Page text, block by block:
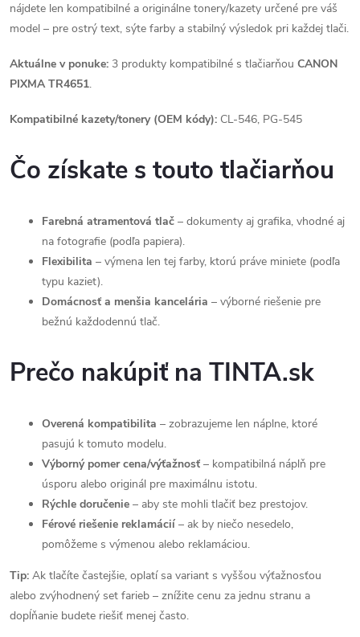
nájdete len kompatibilné a originálne tonery/kazety určené pre váš
model – pre ostrý text, sýte farby a stabilný výsledok pri každej tlači.
Aktuálne v ponuke: 3 produkty kompatibilné s tlačiarňou CANON
PIXMA TR4651.
Kompatibilné kazety/tonery (OEM kódy): CL-546, PG-545
Čo získate s touto tlačiarňou
Farebná atramentová tlač – dokumenty aj grafika, vhodné aj
na fotografie (podľa papiera).
Flexibilita – výmena len tej farby, ktorú práve miniete (podľa
typu kaziet).
Domácnosť a menšia kancelária – výborné riešenie pre
bežnú každodennú tlač.
Prečo nakúpiť na TINTA.sk
Overená kompatibilita – zobrazujeme len náplne, ktoré
pasujú k tomuto modelu.
Výborný pomer cena/výťažnosť – kompatibilná náplň pre
úsporu alebo originál pre maximálnu istotu.
Rýchle doručenie – aby ste mohli tlačiť bez prestojov.
Férové riešenie reklamácií – ak by niečo nesedelo,
pomôžeme s výmenou alebo reklamáciou.
Tip: Ak tlačíte častejšie, oplatí sa variant s vyššou výťažnosťou
alebo zvýhodnený set farieb – znížite cenu za jednu stranu a
dopĺňanie budete riešiť menej často.